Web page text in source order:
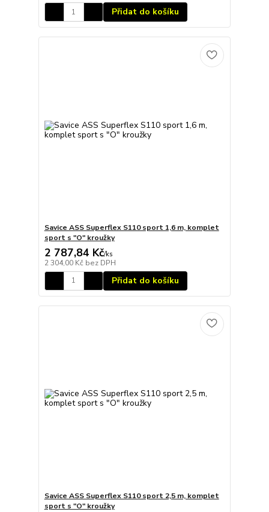
Přidat do košíku
Savice ASS Superflex S110 sport 1,6 m, komplet
sport s "O" kroužky
2 787,84 Kč/ks
2 304,00 Kč bez DPH
Přidat do košíku
Savice ASS Superflex S110 sport 2,5 m, komplet
sport s "O" kroužky